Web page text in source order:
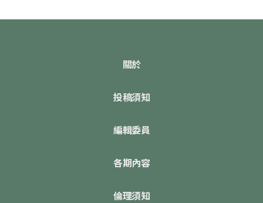
關於
投稿須知
編輯委員
各期內容
倫理須知